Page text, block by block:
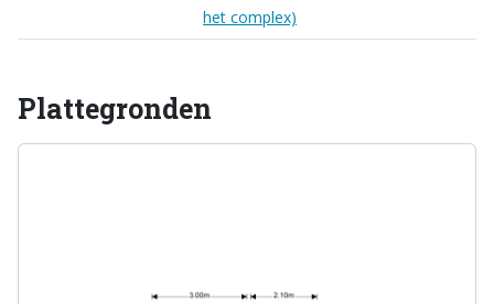
het complex)
Plattegronden